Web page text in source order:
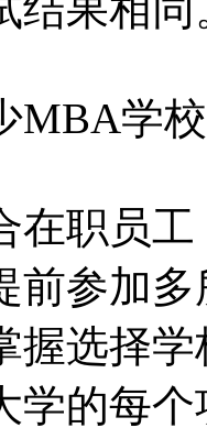
MBA学
在职员
前参加
握选择
学的每